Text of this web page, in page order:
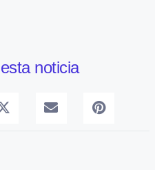
noticia